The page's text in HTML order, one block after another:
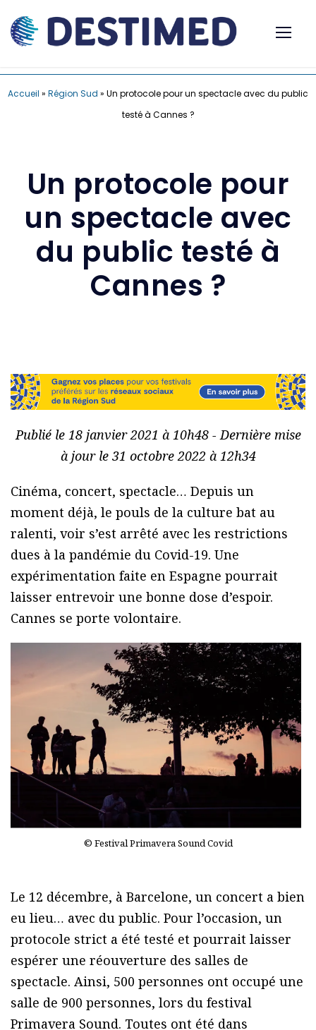
Accueil » Région Sud » Un protocole pour un spectacle avec du public
testé à Cannes ?
Un protocole pour
un spectacle avec
du public testé à
Cannes ?
Publié le 18 janvier 2021 à 10h48 - Dernière mise
à jour le 31 octobre 2022 à 12h34
Cinéma, concert, spectacle… Depuis un
moment déjà, le pouls de la culture bat au
ralenti, voir s’est arrêté avec les restrictions
dues à la pandémie du Covid-19. Une
expérimentation faite en Espagne pourrait
laisser entrevoir une bonne dose d’espoir.
Cannes se porte volontaire.
© Festival Primavera Sound Covid
Le 12 décembre, à Barcelone, un concert a bien
eu lieu… avec du public. Pour l’occasion, un
protocole strict a été testé et pourrait laisser
espérer une réouverture des salles de
spectacle. Ainsi, 500 personnes ont occupé une
salle de 900 personnes, lors du festival
Primavera Sound. Toutes ont été dans